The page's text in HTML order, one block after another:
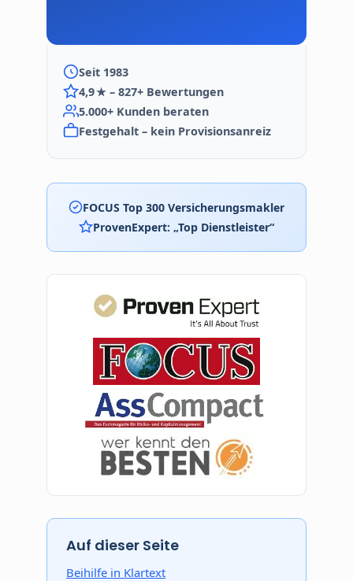
Seit 1983
4,9 ★ – 827+ Bewertungen
5.000+ Kunden beraten
Festgehalt – kein Provisionsanreiz
FOCUS Top 300 Versicherungsmakler
ProvenExpert: „Top Dienstleister“
Auf dieser Seite
Beihilfe in Klartext